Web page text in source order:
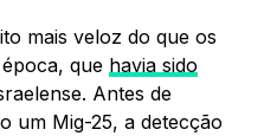
mais veloz do que os
que havia sido
Antes de
um Mig-25, a detecção